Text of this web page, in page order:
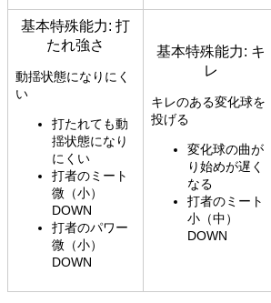
基本特殊能力: 打
たれ強さ
動揺状態になりにく
い
打たれても動
揺状態になり
にくい
打者のミート
微（小）
DOWN
打者のパワー
微（小）
DOWN
基本特殊能力: キ
レ
キレのある変化球を
投げる
変化球の曲が
り始めが遅く
なる
打者のミート
小（中）
DOWN